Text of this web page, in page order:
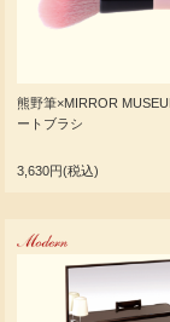
熊野筆×MIRROR
ートブラシ
3,630円(税込)